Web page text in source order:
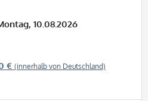
10.08.2026
€ (innerhalb von Deutschland)